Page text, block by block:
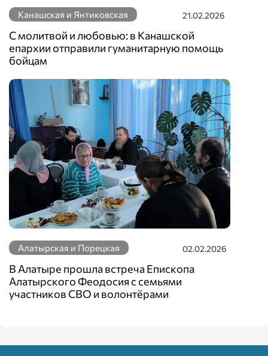
Канашская и Янтиковская 21.02.2026
С молитвой и любовью: в Канашской
епархии отправили гуманитарную помощь
бойцам
Алатырская и Порецкая 02.02.2026
В Алатыре прошла встреча Епископа
Алатырского Феодосия с семьями
участников СВО и волонтёрами